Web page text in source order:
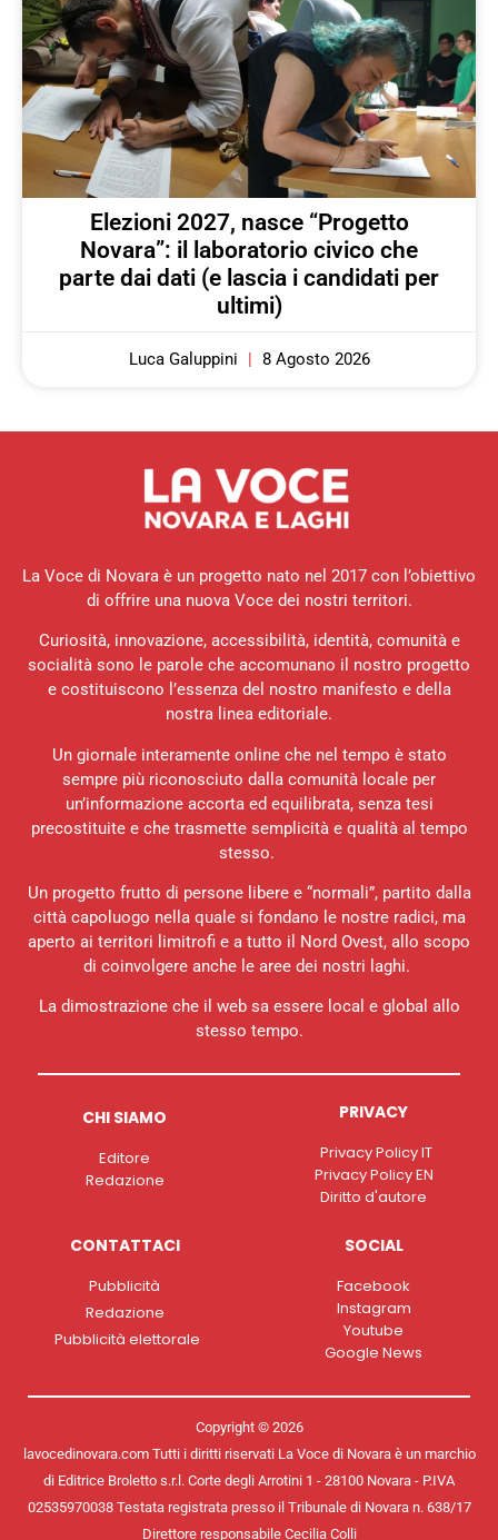
Elezioni 2027, nasce “Progetto
Novara”: il laboratorio civico che
parte dai dati (e lascia i candidati per
ultimi)
Luca Galuppini 8 Agosto 2026
La Voce di Novara è un progetto nato nel 2017 con l’obiettivo
di offrire una nuova Voce dei nostri territori.
Curiosità, innovazione, accessibilità, identità, comunità e
socialità sono le parole che accomunano il nostro progetto
e costituiscono l’essenza del nostro manifesto e della
nostra linea editoriale.
Un giornale interamente online che nel tempo è stato
sempre più riconosciuto dalla comunità locale per
un’informazione accorta ed equilibrata, senza tesi
precostituite e che trasmette semplicità e qualità al tempo
stesso.
Un progetto frutto di persone libere e “normali”, partito dalla
città capoluogo nella quale si fondano le nostre radici, ma
aperto ai territori limitrofi e a tutto il Nord Ovest, allo scopo
di coinvolgere anche le aree dei nostri laghi.
La dimostrazione che il web sa essere local e global allo
stesso tempo.
CHI SIAMO
Editore
Redazione
PRIVACY
Privacy Policy IT
Privacy Policy EN
Diritto d'autore
CONTATTACI
Pubblicità
Redazione
Pubblicità elettorale
SOCIAL
Facebook
Instagram
Youtube
Google News
Copyright © 2026
lavocedinovara.com Tutti i diritti riservati La Voce di Novara è un marchio
di Editrice Broletto s.r.l. Corte degli Arrotini 1 - 28100 Novara - P.IVA
02535970038 Testata registrata presso il Tribunale di Novara n. 638/17
Direttore responsabile Cecilia Colli